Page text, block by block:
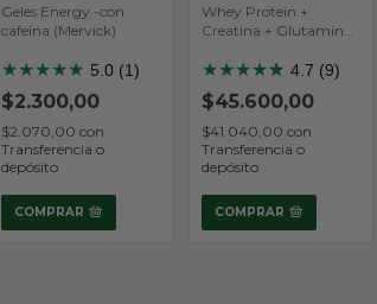
Geles Energy -con
cafeina (Mervick)
★★★★★ 5.0 (1)
$2.300,00
$2.070,00 con
Transferencia o
depósito
COMPRAR
Whey Protein +
Creatina + Glutamina
★★★★★
★ 4.7 (9)
$45.600,00
$41.040,00 con
Transferencia o
depósito
COMPRAR